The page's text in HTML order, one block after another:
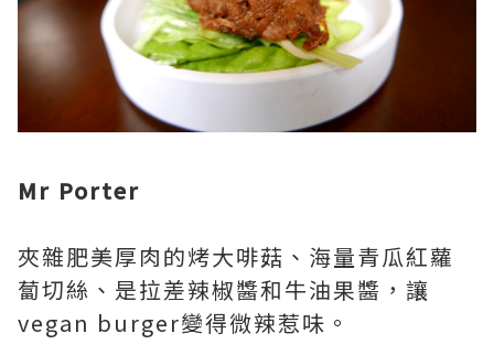
Mr Porter
夾雜肥美厚肉的烤大啡菇、海量青瓜紅蘿
蔔切絲、是拉差辣椒醬和牛油果醬，讓
vegan burger變得微辣惹味。